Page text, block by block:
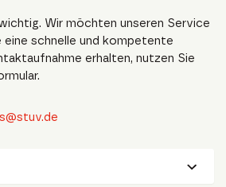
Wir möchten unseren Service
eine schnelle und kompetente
erhalten, nutzen Sie